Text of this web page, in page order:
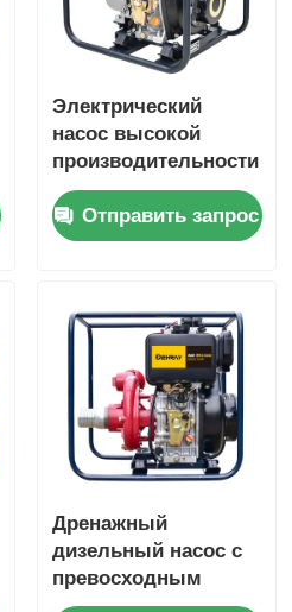
Электрический
насос высокой
производительности
с общим напором 16
м, предназначенный
для повышения
промышленной
перекачки
жидкостей
Отправить запрос
Дренажный
дизельный насос с
превосходным
стальным корпусом